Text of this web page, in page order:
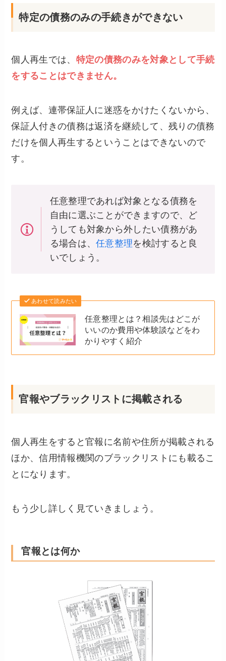
特定の債務のみの手続きができない
個人再生では、 特定の債務のみを対象として手続
をすることはできません。
例えば、連帯保証人に迷惑をかけたくないから、
保証人付きの債務は返済を継続して、残りの債務
だけを個人再生するということはできないので
す。
任意整理であれば対象となる債務を
自由に選ぶことができますので、ど
うしても対象から外したい債務があ
る場合は、任意整理を検討すると良
いでしょう。
あわせて読みたい
任意整理とは？相談先はどこが
いいのか費用や体験談などをわ
かりやすく紹介
官報やブラックリストに掲載される
個人再生をすると官報に名前や住所が掲載される
ほか、信用情報機関のブラックリストにも載るこ
とになります。
もう少し詳しく見ていきましょう。
官報とは何か